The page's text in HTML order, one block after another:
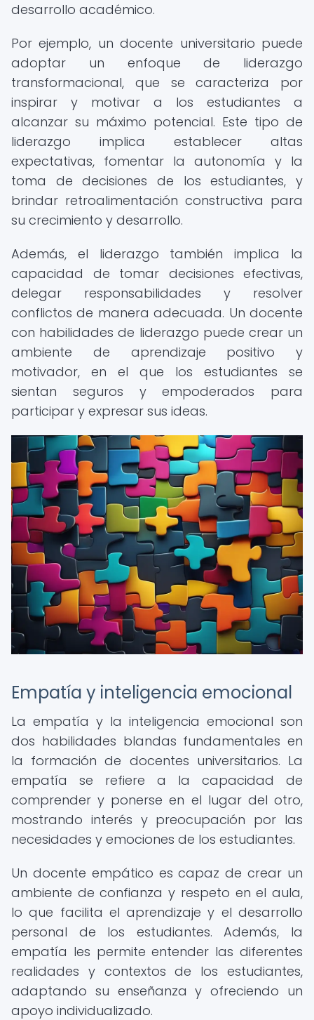
desarrollo académico.
Por ejemplo, un docente universitario puede
adoptar un enfoque de liderazgo
transformacional, que se caracteriza por
inspirar y motivar a los estudiantes a
alcanzar su máximo potencial. Este tipo de
liderazgo implica establecer altas
expectativas, fomentar la autonomía y la
toma de decisiones de los estudiantes, y
brindar retroalimentación constructiva para
su crecimiento y desarrollo.
Además, el liderazgo también implica la
capacidad de tomar decisiones efectivas,
delegar responsabilidades y resolver
conflictos de manera adecuada. Un docente
con habilidades de liderazgo puede crear un
ambiente de aprendizaje positivo y
motivador, en el que los estudiantes se
sientan seguros y empoderados para
participar y expresar sus ideas.
Empatía y inteligencia emocional
La empatía y la inteligencia emocional son
dos habilidades blandas fundamentales en
la formación de docentes universitarios. La
empatía se refiere a la capacidad de
comprender y ponerse en el lugar del otro,
mostrando interés y preocupación por las
necesidades y emociones de los estudiantes.
Un docente empático es capaz de crear un
ambiente de confianza y respeto en el aula,
lo que facilita el aprendizaje y el desarrollo
personal de los estudiantes. Además, la
empatía les permite entender las diferentes
realidades y contextos de los estudiantes,
adaptando su enseñanza y ofreciendo un
apoyo individualizado.